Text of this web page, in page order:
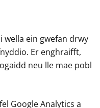
wella ein gwefan drwy
Er enghraifft,
neu lle mae pobl
Google Analytics a